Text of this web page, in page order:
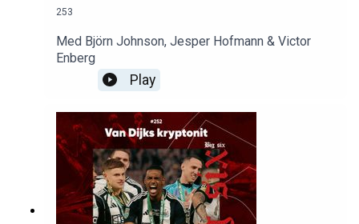
253
Med Björn Johnson, Jesper Hofmann & Victor
Enberg
Play